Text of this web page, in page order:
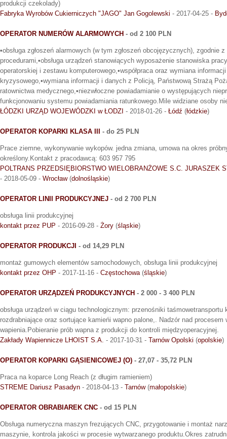
produkcji czekolady)
Fabryka Wyrobów Cukierniczych "JAGO" Jan Gogolewski - 2017-04-25 -
OPERATOR NUMERÓW ALARMOWYCH - od 2 100 PLN
•obsługa zgłoszeń alarmowych (w tym zgłoszeń obcojęzycznych), zgodnie
procedurami,•obsługa urządzeń stanowiących wyposażenie stanowiska
operatorskiej i zestawu komputerowego,•współpraca oraz wymiana
kryzysowego,•wymiana informacji i danych z Policją, Państwową Strażą
ratownictwa medycznego,•niezwłoczne powiadamianie o występujących
funkcjonowaniu systemu powiadamiania ratunkowego.Mile widziane osoby
ŁÓDZKI URZĄD WOJEWÓDZKI w ŁODZI - 2018-01-26 - Łódź (łódzkie)
OPERATOR KOPARKI KLASA III - do 25 PLN
Prace ziemne, wykonywanie wykopów. jedna zmiana, umowa na okres
określony.Kontakt z pracodawcą: 603 957 795
POLTRANS PRZEDSIĘBIORSTWO WIELOBRANŻOWE S.C. JURASZEK
- 2018-05-09 - Wrocław(dolnośląskie)
OPERATOR LINII PRODUKCYJNEJ - od 2 700 PLN
obsługa linii produkcyjnej
kontakt przez PUP - 2016-09-28 - Żory (śląskie)
OPERATOR PRODUKCJI - od 14,29 PLN
montaż gumowych elementów samochodowych, obsługa linii produkcyjnej
kontakt przez OHP - 2017-11-16 - Częstochowa(śląskie)
OPERATOR URZĄDZEŃ PRODUKCYJNYCH - 2 000 - 3 400 PLN
obsługa urządzeń w ciągu technologicznym: przenośniki taśmowetransportu
rozdrabniające oraz sortujące kamieńi wapno palone,. Nadzór nad procesem
wapienia.Pobieranie prób wapna z produkcji do kontroli międzyoperacyjnej.
Zakłady Wapiennicze LHOIST S.A. - 2017-10-31 - Tarnów Opolski (opolskie)
OPERATOR KOPARKI GĄSIENICOWEJ (O) - 27,07 - 35,72 PLN
Praca na koparce Long Reach (z długim ramieniem)
STREME Dariusz Pasadyn - 2018-04-13 - Tarnów(małopolskie)
OPERATOR OBRABIAREK CNC - od 15 PLN
Obsługa numeryczna maszyn frezujących CNC, przygotowanie i montaż
maszynie, kontrola jakości w procesie wytwarzanego produktu.Okres